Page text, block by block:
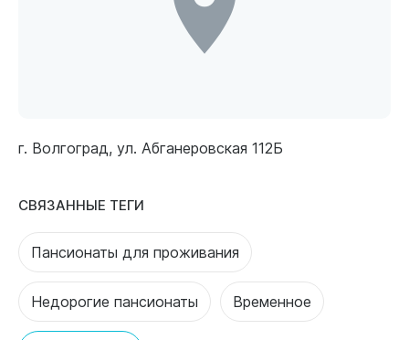
г. Волгоград, ул. Абганеровская 112Б
СВЯЗАННЫЕ ТЕГИ
Пансионаты для проживания
Недорогие пансионаты Временное